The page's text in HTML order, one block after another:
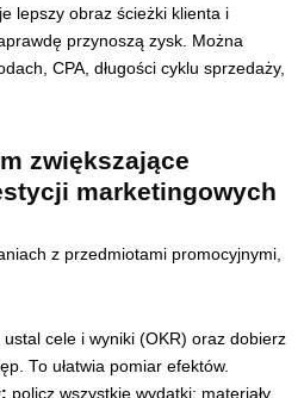
lepszy obraz ścieżki klienta i
przynoszą zysk. Można
CPA, długości cyklu sprzedaży,
zwiększające
marketingowych
z przedmiotami promocyjnymi,
ustal cele i wyniki (OKR) oraz dobierz
To ułatwia pomiar efektów.
policz wszystkie wydatki: materiały,